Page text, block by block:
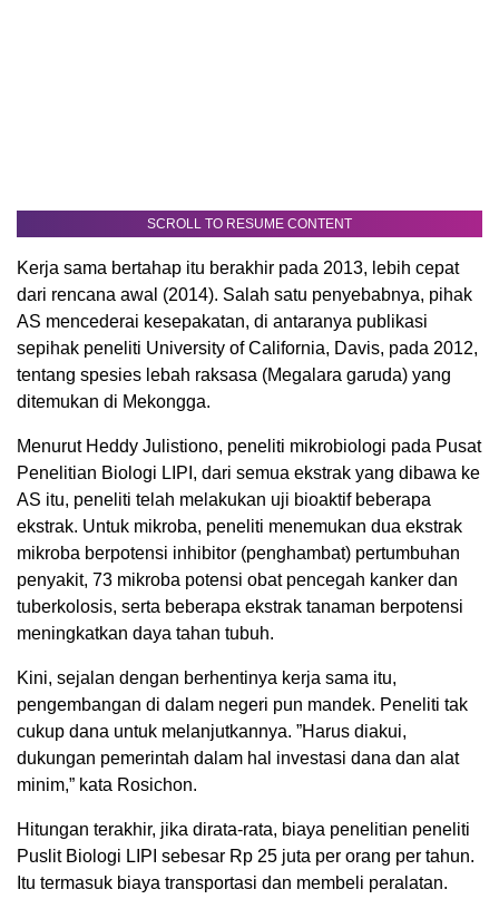
SCROLL TO RESUME CONTENT
Kerja sama bertahap itu berakhir pada 2013, lebih cepat
dari rencana awal (2014). Salah satu penyebabnya, pihak
AS mencederai kesepakatan, di antaranya publikasi
sepihak peneliti University of California, Davis, pada 2012,
tentang spesies lebah raksasa (Megalara garuda) yang
ditemukan di Mekongga.
Menurut Heddy Julistiono, peneliti mikrobiologi pada Pusat
Penelitian Biologi LIPI, dari semua ekstrak yang dibawa ke
AS itu, peneliti telah melakukan uji bioaktif beberapa
ekstrak. Untuk mikroba, peneliti menemukan dua ekstrak
mikroba berpotensi inhibitor (penghambat) pertumbuhan
penyakit, 73 mikroba potensi obat pencegah kanker dan
tuberkolosis, serta beberapa ekstrak tanaman berpotensi
meningkatkan daya tahan tubuh.
Kini, sejalan dengan berhentinya kerja sama itu,
pengembangan di dalam negeri pun mandek. Peneliti tak
cukup dana untuk melanjutkannya. ”Harus diakui,
dukungan pemerintah dalam hal investasi dana dan alat
minim,” kata Rosichon.
Hitungan terakhir, jika dirata-rata, biaya penelitian peneliti
Puslit Biologi LIPI sebesar Rp 25 juta per orang per tahun.
Itu termasuk biaya transportasi dan membeli peralatan.